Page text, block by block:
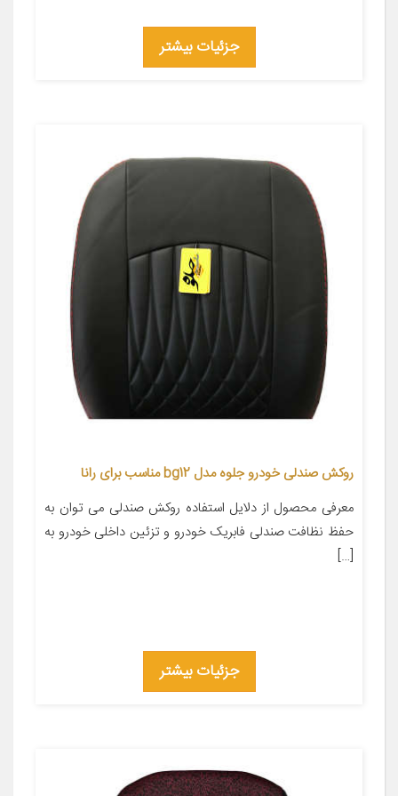
جزئیات بیشتر
روکش صندلی خودرو جلوه مدل bg12 مناسب برای رانا
معرفی محصول از دلایل استفاده روکش صندلی می توان به
حفظ نظافت صندلی فابریک خودرو و تزئین داخلی خودرو به
[…]
جزئیات بیشتر